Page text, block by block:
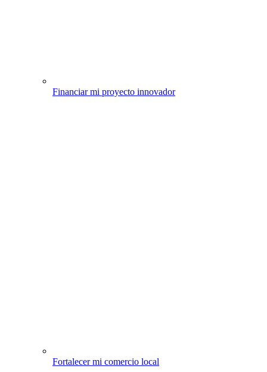
Financiar mi proyecto innovador
Fortalecer mi comercio local